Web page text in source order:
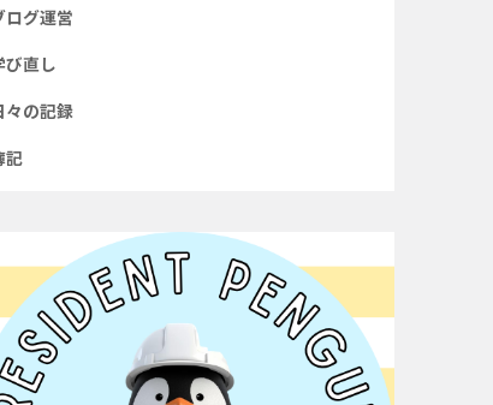
ログ運営
び直し
々の記録
記